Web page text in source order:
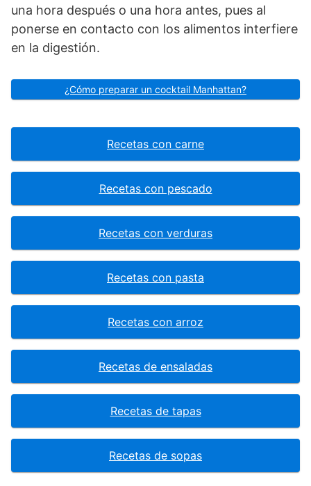
una hora después o una hora antes, pues al
ponerse en contacto con los alimentos interfiere
en la digestión.
¿Cómo preparar un cocktail Manhattan?
Recetas con carne
Recetas con pescado
Recetas con verduras
Recetas con pasta
Recetas con arroz
Recetas de ensaladas
Recetas de tapas
Recetas de sopas